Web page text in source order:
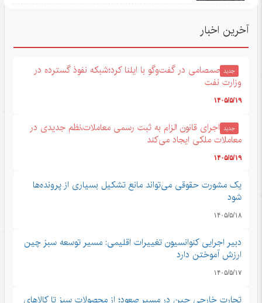
آخرین اخبار
جدید صمصامی در گفت‌وگو با ایلنا کرد؛شبکه نفوذ گسترده در
وزارت نفت
۱۴۰۵/۵/۱۹
جدید اجرای قانون الزام به ثبت رسمی معاملات،نظم جدیدی در
معاملات ملکی ایجاد می‌کند
۱۴۰۵/۵/۱۹
یک مشورت حقوقی می‌تواند مانع تشکیل بسیاری از پرونده‌ها
شود
۱۴۰۵/۵/۱۸
دبیر اجرایی کنوانسیون تغییرات اقلیمی: مسیر توسعه سبز چین
ارزش آموختن دارد
۱۴۰۵/۵/۱۷
تجارت خارجی چین در مسیر صعود؛ از محصولات سبز تا کالاهای